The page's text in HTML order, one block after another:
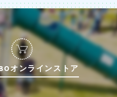
オンラインストア